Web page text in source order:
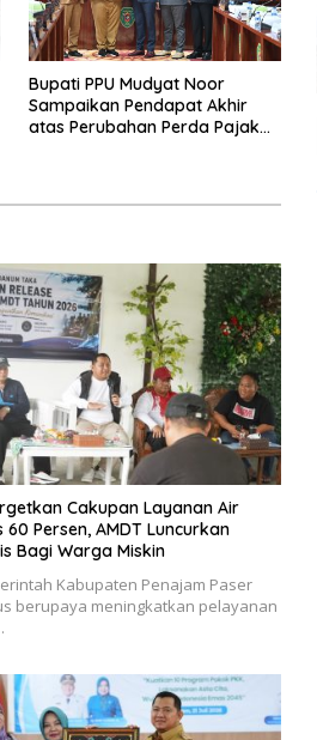
Bupati PPU Mudyat Noor
Sampaikan Pendapat Akhir
atas Perubahan Perda Pajak
Cakupan Layanan Air
60 Persen, AMDT Luncurkan
Bagi Warga Miskin
Kabupaten Penajam Paser
berupaya meningkatkan pelayanan